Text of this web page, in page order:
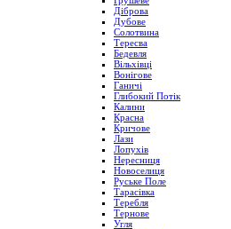
Діброва
Дубове
Солотвина
Тересва
Бедевля
Вільхівці
Вонігове
Ганичі
Глибокий Потік
Калини
Красна
Кричове
Лази
Лопухів
Нересниця
Новоселиця
Руське Поле
Тарасівка
Теребля
Тернове
Угля